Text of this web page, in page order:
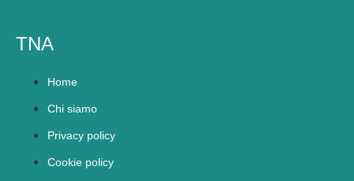
TNA
Home
Chi siamo
Privacy policy
Cookie policy